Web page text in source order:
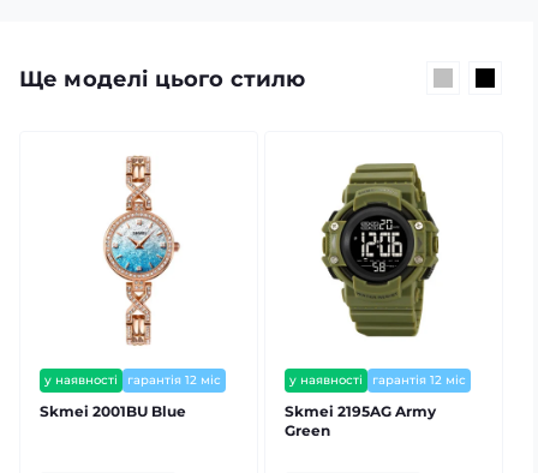
Ще моделі цього стилю
у наявності гарантія 12 міс
Skmei 2001BU Blue
у наявності гарантія 12 міс
Skmei 2195AG Army
Green